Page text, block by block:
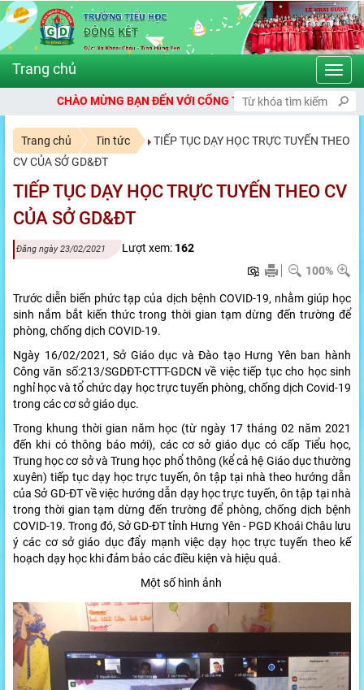
ĐẾN VỚI CỔNG THÔNG TIN ĐIỆN TỬ TRƯỜNG TIỂU HỌC ĐÔNG
Trang chủ Tin tức
TIẾP TỤC DẠY HỌC TRỰC TUYẾN THEO
CV CỦA SỞ GD&ĐT
TIẾP TỤC DẠY HỌC TRỰC TUYẾN THEO CV
CỦA SỞ GD&ĐT
Đăng ngày 23/02/2021 Lượt xem: 162
100%
Trước diễn biến phức tạp của dịch bệnh COVID-19, nhằm giúp học
sinh nắm bắt kiến thức trong thời gian tạm dừng đến trường để
phòng, chống dịch COVID-19.
Ngày 16/02/2021, Sở Giáo dục và Đào tạo Hưng Yên ban hành
Công văn số:213/SGDĐT-CTTT-GDCN về việc tiếp tục cho học sinh
nghỉ học và tổ chức dạy học trực tuyến phòng, chống dịch Covid-19
trong các cơ sở giáo dục.
Trong khung thời gian năm học (từ ngày 17 tháng 02 năm 2021
đến khi có thông báo mới), các cơ sở giáo dục có cấp Tiểu học,
Trung học cơ sở và Trung học phổ thông (kể cả hệ Giáo dục thường
xuyên) tiếp tục dạy học trực tuyến, ôn tập tại nhà theo hướng dẫn
của Sở GD-ĐT về việc hướng dẫn dạy học trực tuyến, ôn tập tại nhà
trong thời gian tạm dừng đến trường để phòng, chống dịch bệnh
COVID-19. Trong đó, Sở GD-ĐT tỉnh Hưng Yên - PGD Khoái Châu lưu
ý các cơ sở giáo dục đẩy mạnh việc dạy học trực tuyến theo kế
hoạch dạy học khi đảm bảo các điều kiện và hiệu quả.
Một số hình ảnh